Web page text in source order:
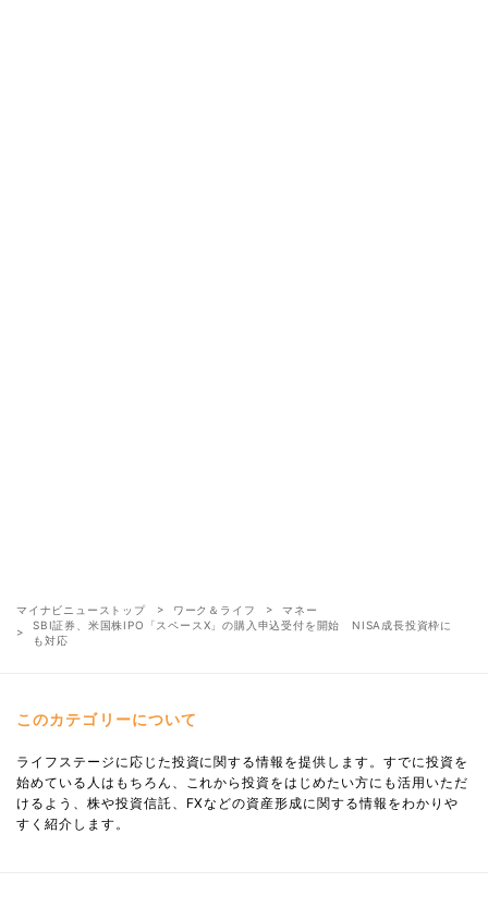
マイナビニューストップ ワーク＆ライフ
マネー
SBI証券、米国株IPO「スペースX」の購入申込受付を開始 NISA成長投資枠に
も対応
このカテゴリーについて
ライフステージに応じた投資に関する情報を提供します。すでに投資を
始めている人はもちろん、これから投資をはじめたい方にも活用いただ
けるよう、株や投資信託、FXなどの資産形成に関する情報をわかりや
すく紹介します。